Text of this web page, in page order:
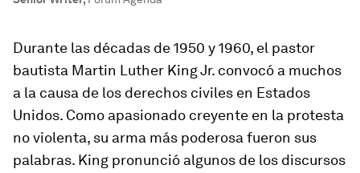
Durante las décadas de 1950 y 1960, el pastor
bautista Martin Luther King Jr. convocó a muchos
a la causa de los derechos civiles en Estados
Unidos. Como apasionado creyente en la protesta
no violenta, su arma más poderosa fueron sus
palabras. King pronunció algunos de los discursos